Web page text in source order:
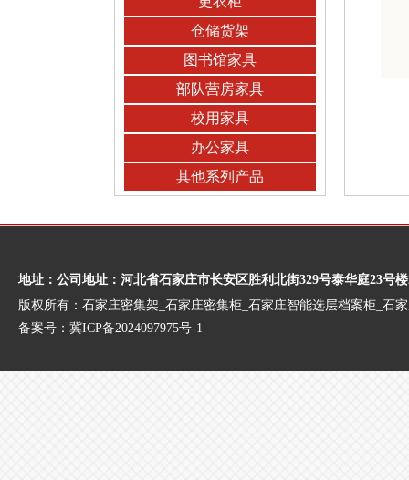
仓储货架
图书馆家具
部队营房家具
校用家具
办公家具
其他系列产品
地址：公司地址：河北省石家庄市长安区胜利北街329号泰华庭23号
版权所有：石家庄密集架_石家庄密集柜_石家庄智能选层档案柜_石
备案号： 冀ICP备2024097975号-1